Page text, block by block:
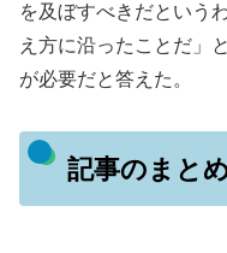
を及ぼすべきだという
え方に沿ったことだ」
が必要だと答えた。
記事のまと